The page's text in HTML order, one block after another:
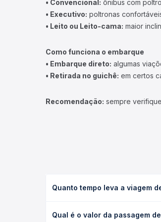
• Convencional: ônibus com
• Executivo: poltronas
• Leito ou Leito-cama: maior
Como funciona o embarque
• Embarque direto: algumas
• Retirada no guichê: em certos
Recomendação: sempre
Quanto tempo leva a viagem
executivo ou leito) e as
Qual é o valor da passagem